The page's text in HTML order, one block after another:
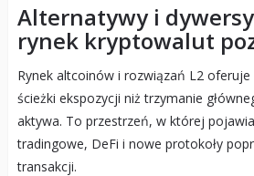
Alternatywy i
rynek kryptowalut
Rynek altcoinów i rozwiązań L2
ścieżki ekspozycji niż trzymanie
aktywa. To przestrzeń, w której
tradingowe, DeFi i nowe protokoły
transakcji.